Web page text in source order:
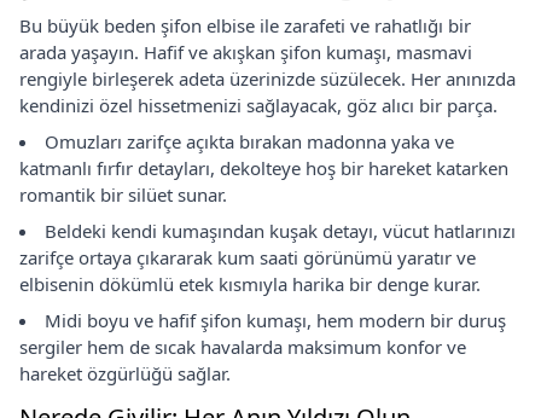
Bu büyük beden şifon elbise ile zarafeti ve rahatlığı bir
arada yaşayın. Hafif ve akışkan şifon kumaşı, masmavi
rengiyle birleşerek adeta üzerinizde süzülecek. Her anınızda
kendinizi özel hissetmenizi sağlayacak, göz alıcı bir parça.
Omuzları zarifçe açıkta bırakan madonna yaka ve
katmanlı fırfır detayları, dekolteye hoş bir hareket katarken
romantik bir silüet sunar.
Beldeki kendi kumaşından kuşak detayı, vücut hatlarınızı
zarifçe ortaya çıkararak kum saati görünümü yaratır ve
elbisenin dökümlü etek kısmıyla harika bir denge kurar.
Midi boyu ve hafif şifon kumaşı, hem modern bir duruş
sergiler hem de sıcak havalarda maksimum konfor ve
hareket özgürlüğü sağlar.